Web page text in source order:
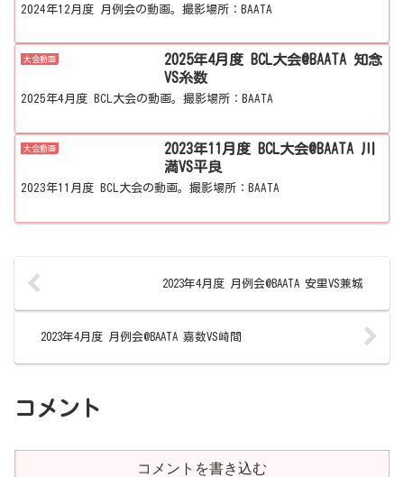
2024年12月度 月例会の動画。撮影場所：BAATA
大会動画
2025年4月度 BCL大会@BAATA 知念
VS糸数
2025年4月度 BCL大会の動画。撮影場所：BAATA
大会動画
2023年11月度 BCL大会@BAATA 川
満VS平良
2023年11月度 BCL大会の動画。撮影場所：BAATA
2023年4月度 月例会@BAATA 安里VS兼城
2023年4月度 月例会@BAATA 嘉数VS崎間
コメント
コメントを書き込む